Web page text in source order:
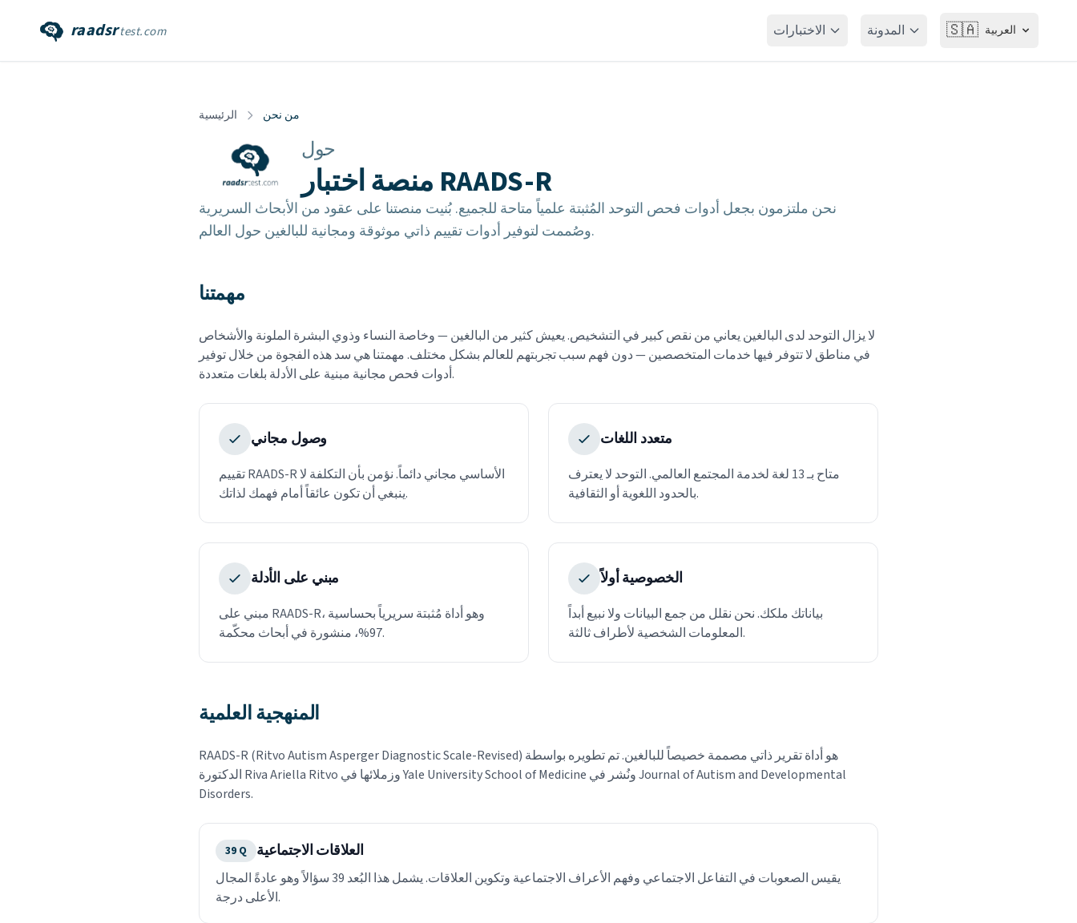
raadsrtest.com الاختبارات المدونة 🇸🇦 العربية
الرئيسية من نحن
حول
منصة اختبار RAADS-R
نحن ملتزمون بجعل أدوات فحص التوحد المُثبتة علمياً متاحة للجميع. بُنيت منصتنا على عقود من الأبحاث السريرية
وصُممت لتوفير أدوات تقييم ذاتي موثوقة ومجانية للبالغين حول العالم.
مهمتنا
لا يزال التوحد لدى البالغين يعاني من نقص كبير في التشخيص. يعيش كثير من البالغين — وخاصة النساء وذوي البشرة الملونة والأشخاص
في مناطق لا تتوفر فيها خدمات المتخصصين — دون فهم سبب تجربتهم للعالم بشكل مختلف. مهمتنا هي سد هذه الفجوة من خلال توفير
أدوات فحص مجانية مبنية على الأدلة بلغات متعددة.
وصول مجاني
تقييم RAADS-R الأساسي مجاني دائماً. نؤمن بأن التكلفة لا
ينبغي أن تكون عائقاً أمام فهمك لذاتك.
متعدد اللغات
متاح بـ 13 لغة لخدمة المجتمع العالمي. التوحد لا يعترف
بالحدود اللغوية أو الثقافية.
مبني على الأدلة
مبني على RAADS-R، وهو أداة مُثبتة سريرياً بحساسية
97%، منشورة في أبحاث محكّمة.
الخصوصية أولاً
بياناتك ملكك. نحن نقلل من جمع البيانات ولا نبيع أبداً
المعلومات الشخصية لأطراف ثالثة.
المنهجية العلمية
RAADS-R (Ritvo Autism Asperger Diagnostic Scale-Revised) هو أداة تقرير ذاتي مصممة خصيصاً للبالغين. تم تطويره بواسطة
الدكتورة Riva Ariella Ritvo وزملائها في Yale University School of Medicine ونُشر في Journal of Autism and Developmental
Disorders.
39 Q العلاقات الاجتماعية
يقيس الصعوبات في التفاعل الاجتماعي وفهم الأعراف الاجتماعية وتكوين العلاقات. يشمل هذا البُعد 39 سؤالاً وهو عادةً المجال
الأعلى درجة.